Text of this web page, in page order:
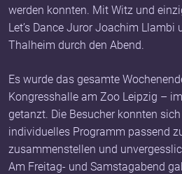
werden konnten. Mit Witz und
Let’s Dance Juror Joachim Llambi
Thalheim durch den Abend.
Es wurde das gesamte
Kongresshalle am Zoo Leipzig –
getanzt. Die Besucher konnten
individuelles Programm passend
zusammenstellen und
Am Freitag- und Samstagabend